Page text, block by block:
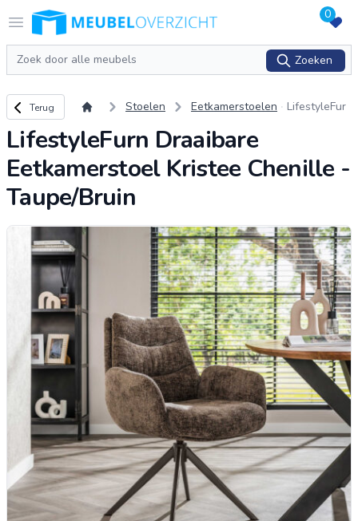
Open menu
Logo Meubeloverzicht.nl 0
Zoeken
Zoeken
Terug naar overzicht
Terug Stoelen Eetkamerstoelen
LifestyleFur
henille - Ta
LifestyleFurn Draaibare
Eetkamerstoel Kristee Chenille -
Taupe/Bruin